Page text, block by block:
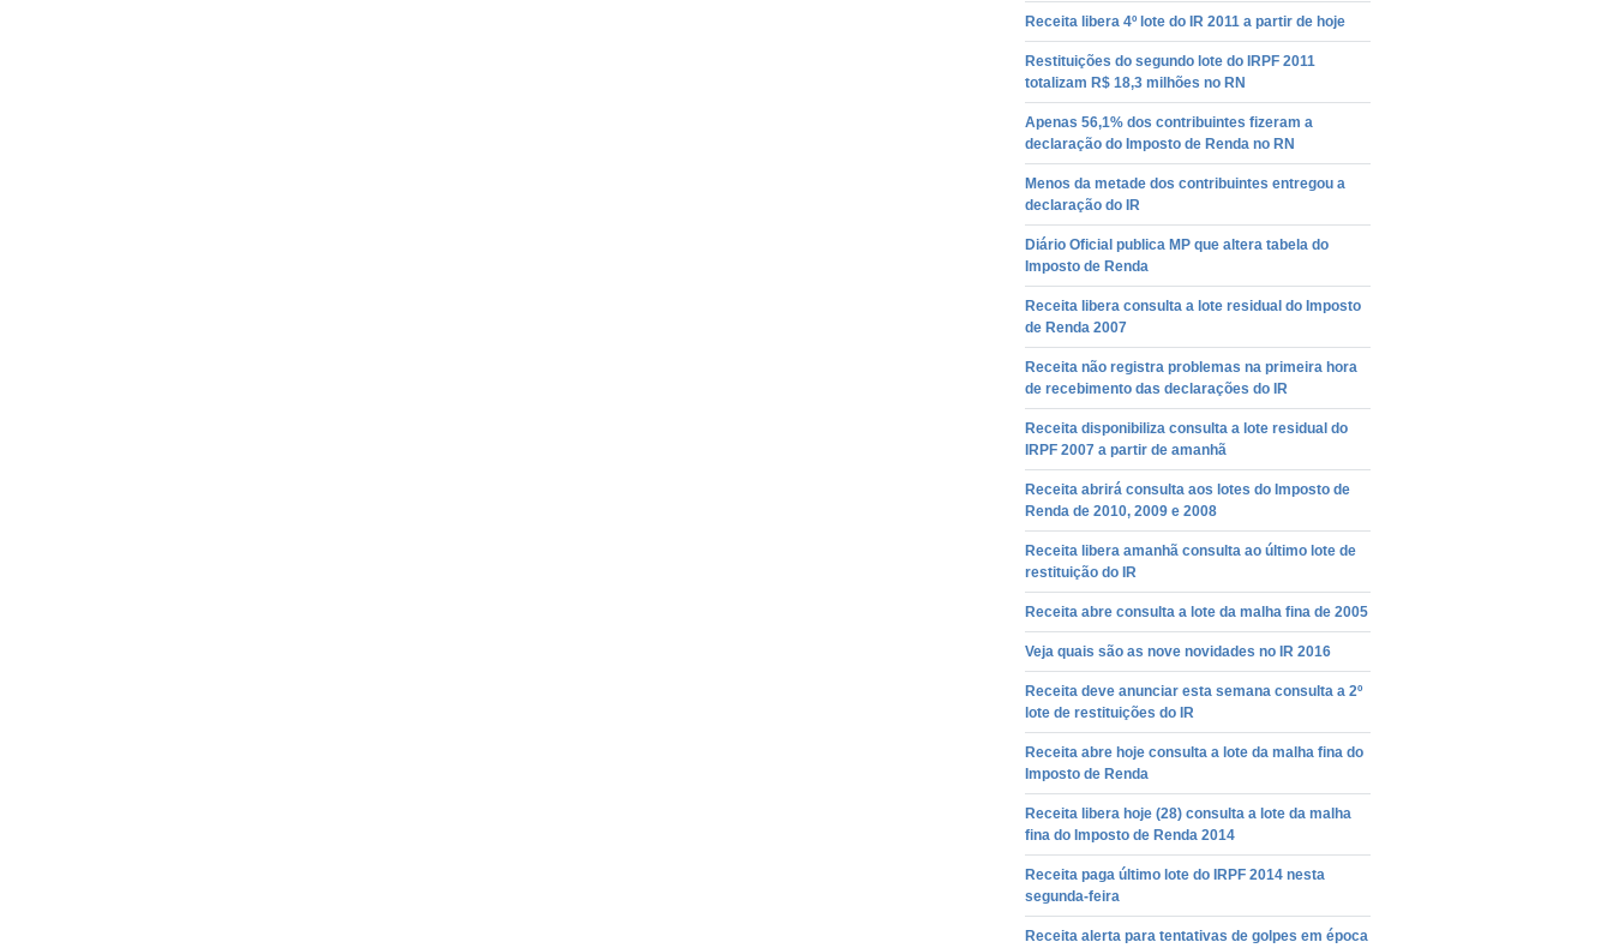
Receita libera 4º lote do IR 2011 a partir de hoje
Restituições do segundo lote do IRPF 2011
totalizam R$ 18,3 milhões no RN
Apenas 56,1% dos contribuintes fizeram a
declaração do Imposto de Renda no RN
Menos da metade dos contribuintes entregou a
declaração do IR
Diário Oficial publica MP que altera tabela do
Imposto de Renda
Receita libera consulta a lote residual do Imposto
de Renda 2007
Receita não registra problemas na primeira hora
de recebimento das declarações do IR
Receita disponibiliza consulta a lote residual do
IRPF 2007 a partir de amanhã
Receita abrirá consulta aos lotes do Imposto de
Renda de 2010, 2009 e 2008
Receita libera amanhã consulta ao último lote de
restituição do IR
Receita abre consulta a lote da malha fina de 2005
Veja quais são as nove novidades no IR 2016
Receita deve anunciar esta semana consulta a 2º
lote de restituições do IR
Receita abre hoje consulta a lote da malha fina do
Imposto de Renda
Receita libera hoje (28) consulta a lote da malha
fina do Imposto de Renda 2014
Receita paga último lote do IRPF 2014 nesta
segunda-feira
Receita alerta para tentativas de golpes em época